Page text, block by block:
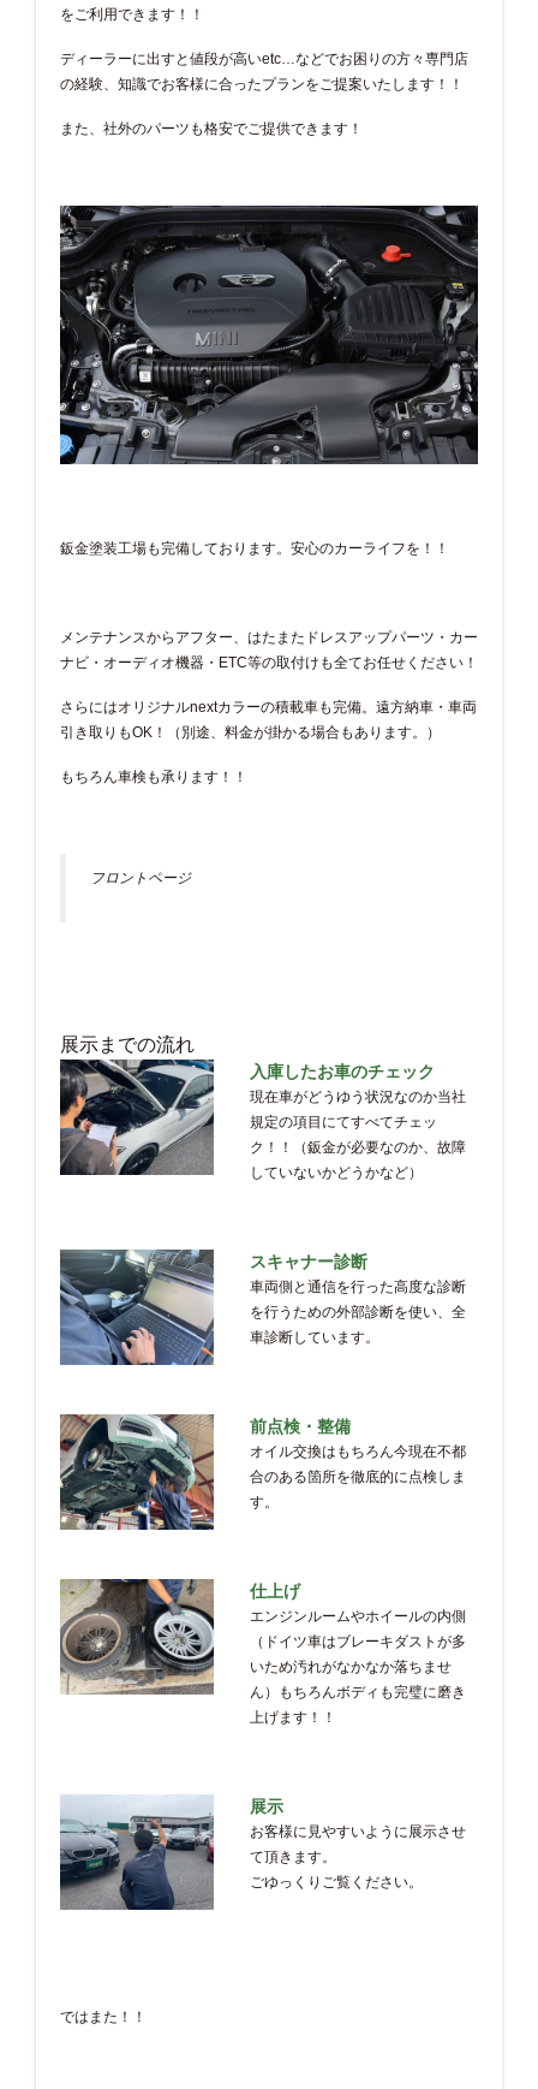
をご利用できます！！
ディーラーに出すと値段が高いetc…などでお困りの方々専門店
の経験、知識でお客様に合ったプランをご提案いたします！！
また、社外のパーツも格安でご提供できます！
鈑金塗装工場も完備しております。安心のカーライフを！！
メンテナンスからアフター、はたまたドレスアップパーツ・カー
ナビ・オーディオ機器・ETC等の取付けも全てお任せください！
さらにはオリジナルnextカラーの積載車も完備。遠方納車・車両
引き取りもOK！（別途、料金が掛かる場合もあります。）
もちろん車検も承ります！！
フロントページ
展示までの流れ
入庫したお車のチェック
現在車がどうゆう状況なのか当社
規定の項目にてすべてチェッ
ク！！（鈑金が必要なのか、故障
していないかどうかなど）
スキャナー診断
車両側と通信を行った高度な診断
を行うための外部診断を使い、全
車診断しています。
前点検・整備
オイル交換はもちろん今現在不都
合のある箇所を徹底的に点検しま
す。
仕上げ
エンジンルームやホイールの内側
（ドイツ車はブレーキダストが多
いため汚れがなかなか落ちませ
ん）もちろんボディも完璧に磨き
上げます！！
展示
お客様に見やすいように展示させ
て頂きます。
ごゆっくりご覧ください。
ではまた！！